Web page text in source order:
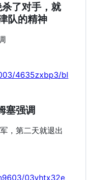
了对手，就
队的精神
4635zxbp3/bl
塞强调
，第二天就退出
03yhtx32e